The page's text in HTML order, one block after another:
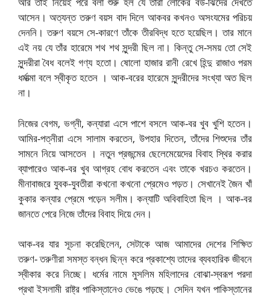
আসেন। অত্যন্ত তরুণ বয়স বাদ দিলে আকবর কখনও অসংযমের পরিচয়
দেননি। তরুণ বয়সে সে-কারণে তাঁকে তীরবিদ্ধ হতে হয়েছিল। তার মানে
এই নয় যে তাঁর হারেমে শথ শথ সুন্দরী ছিল না। কিন্তু সে-সময় তো সেই
সুন্দরীরা বৈধ বলেই গণ্য হতো। ষোলো হাজার রানী রেখে হিন্দু রাজাও পরম
ধর্মাত্মা বলে স্বীকৃত হতেন । আক-বরের হারেমে সুন্দরীদের সংখ্যা অত ছিল
না।
নিজের বেগম, ভগ্নী, কন্যারা এসে পাশে বসলে আক-বর খুব খুশি হতেন।
আমির-পত্নীরা এসে সালাম করতেন, উপহার দিতেন, তাঁদের শিশুদের তাঁর
সামনে নিয়ে আসতেন । নতুন প্রজন্মের ছেলেমেয়েদের বিবাহ স্থির করার
ব্যাপারেও আক-বর খুব আগ্রহ বোধ করতেন এবং তাকে খরচও করতেন।
মীনাবাজরে যুবক-যুবতীরা কখনো কখনো প্রেমেও পড়ত। সেখানেই জৈন খাঁ
কুকার কন্যার প্রেমে পড়েন সলীম। কন্যাটি অবিবাহিতা ছিল । আক-বর
জানতে পেরে নিজে তাঁদের বিবাহ দিয়ে দেন।
আক-বর যার সূচনা করেছিলেন, সেটাকে আজ আমাদের দেশের শিক্ষিত
তরুণ- তরুণীরা সমস্ত বন্ধন ছিন্ন করে প্রকাশ্যে তাদের ব্যবহারিক জীবনে
স্বীকার করে নিচ্ছে। ধর্মের নামে মুসলিম মহিলাদের বোঝা-স্বরূপ পরদা
প্রথা ইসলামী রাষ্ট্র পাকিস্তানেও ভেঙে পড়ছে। সেদিন যখন পাকিস্তানের